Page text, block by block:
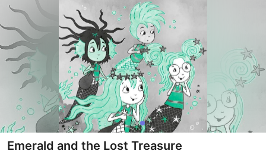
Emerald and the Lost Treasure